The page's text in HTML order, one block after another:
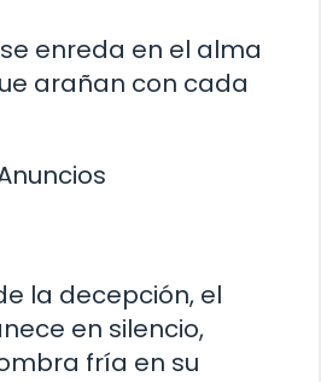
enreda en el alma
arañan con cada
la decepción, el
en silencio,
fría en su